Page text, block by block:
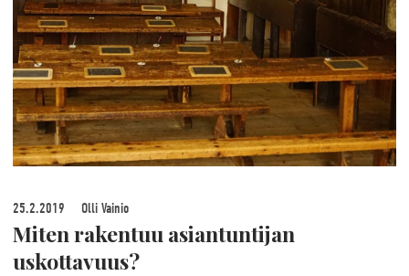
25.2.2019 Olli Vainio
Miten rakentuu asiantuntijan
uskottavuus?